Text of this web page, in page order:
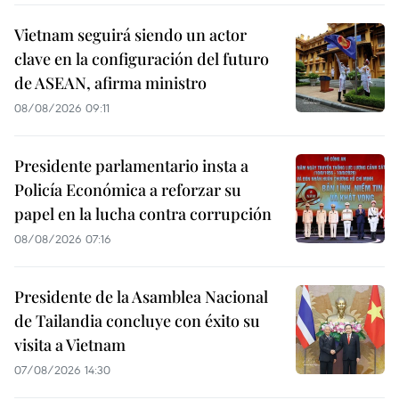
Vietnam seguirá siendo un actor
clave en la configuración del futuro
de ASEAN, afirma ministro
08/08/2026 09:11
Presidente parlamentario insta a
Policía Económica a reforzar su
papel en la lucha contra corrupción
08/08/2026 07:16
Presidente de la Asamblea Nacional
de Tailandia concluye con éxito su
visita a Vietnam
07/08/2026 14:30